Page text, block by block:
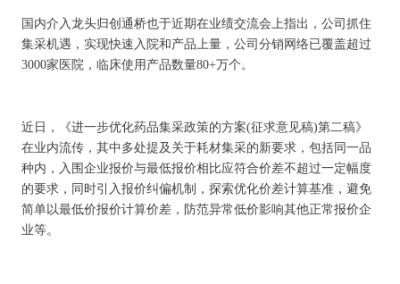
国内介入龙头归创通桥也于近期在业绩交流会上指出，公司抓住
集采机遇，实现快速入院和产品上量，公司分销网络已覆盖超过
3000家医院，临床使用产品数量80+万个。
近日，《进一步优化药品集采政策的方案(征求意见稿)第二稿》
在业内流传，其中多处提及关于耗材集采的新要求，包括同一品
种内，入围企业报价与最低报价相比应符合价差不超过一定幅度
的要求，同时引入报价纠偏机制，探索优化价差计算基准，避免
简单以最低价报价计算价差，防范异常低价影响其他正常报价企
业等。